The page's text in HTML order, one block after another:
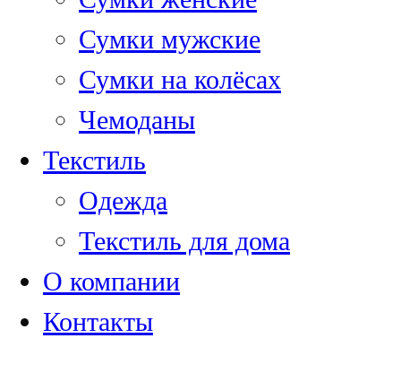
Сумки мужские
Сумки на колёсах
Чемоданы
Текстиль
Одежда
Текстиль для дома
О компании
Контакты